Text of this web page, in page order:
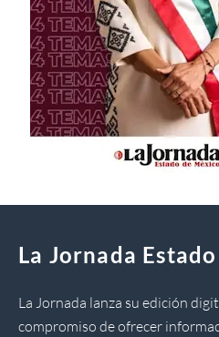
La Jornada
La Jornada lanza su edición
compromiso de ofrecer